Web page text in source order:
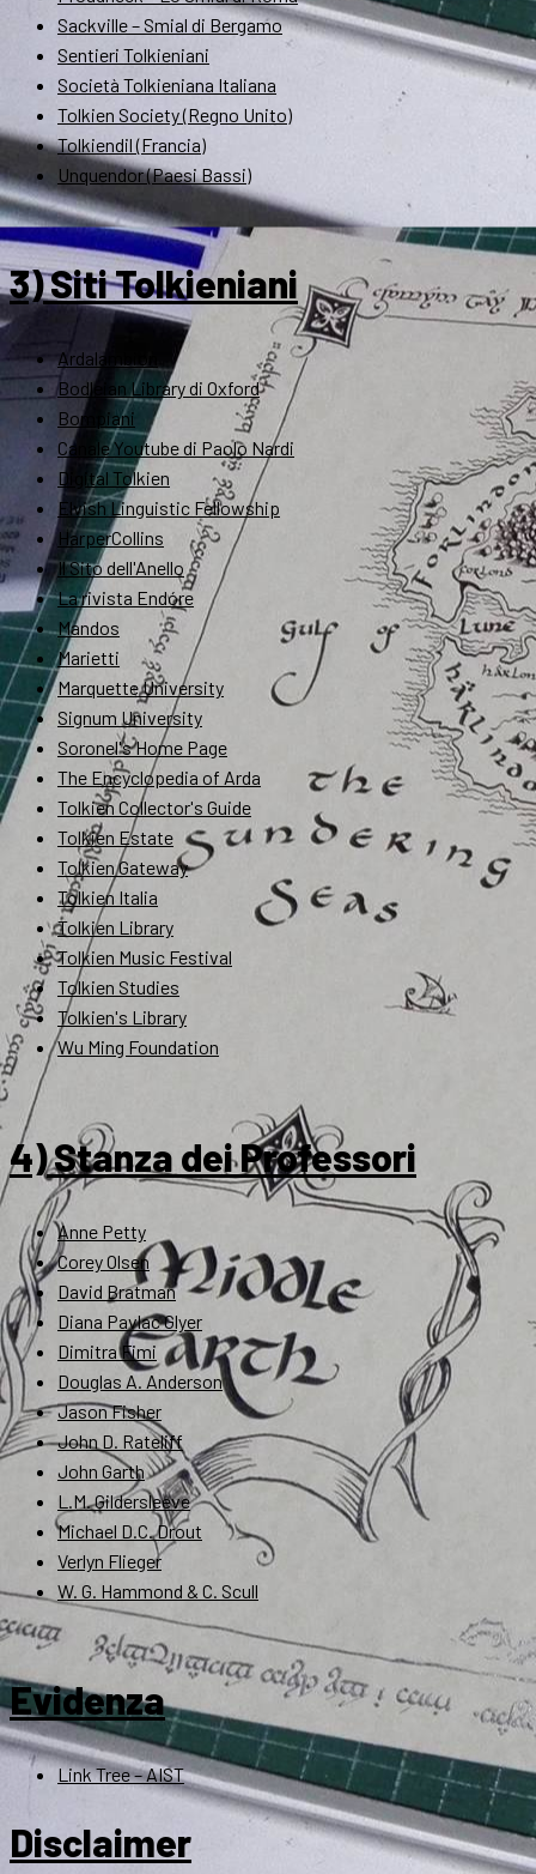
Sackville – Smial di Bergamo
Sentieri Tolkieniani
Società Tolkieniana Italiana
Tolkien Society (Regno Unito)
Tolkiendil (Francia)
Unquendor (Paesi Bassi)
3) Siti Tolkieniani
Ardalambion
Bodleian Library di Oxford
Bompiani
Canale Youtube di Paolo Nardi
Digital Tolkien
Elvish Linguistic Fellowship
HarperCollins
Il Sito dell'Anello
La rivista Endóre
Mandos
Marietti
Marquette University
Signum University
Soronel's Home Page
The Encyclopedia of Arda
Tolkien Collector's Guide
Tolkien Estate
Tolkien Gateway
Tolkien Italia
Tolkien Library
Tolkien Music Festival
Tolkien Studies
Tolkien's Library
Wu Ming Foundation
4) Stanza dei Professori
Anne Petty
Corey Olsen
David Bratman
Diana Pavlac Glyer
Dimitra Fimi
Douglas A. Anderson
Jason Fisher
John D. Rateliff
John Garth
L.M. Gildersleeve
Michael D.C. Drout
Verlyn Flieger
W. G. Hammond & C. Scull
Evidenza
Link Tree – AIST
Disclaimer